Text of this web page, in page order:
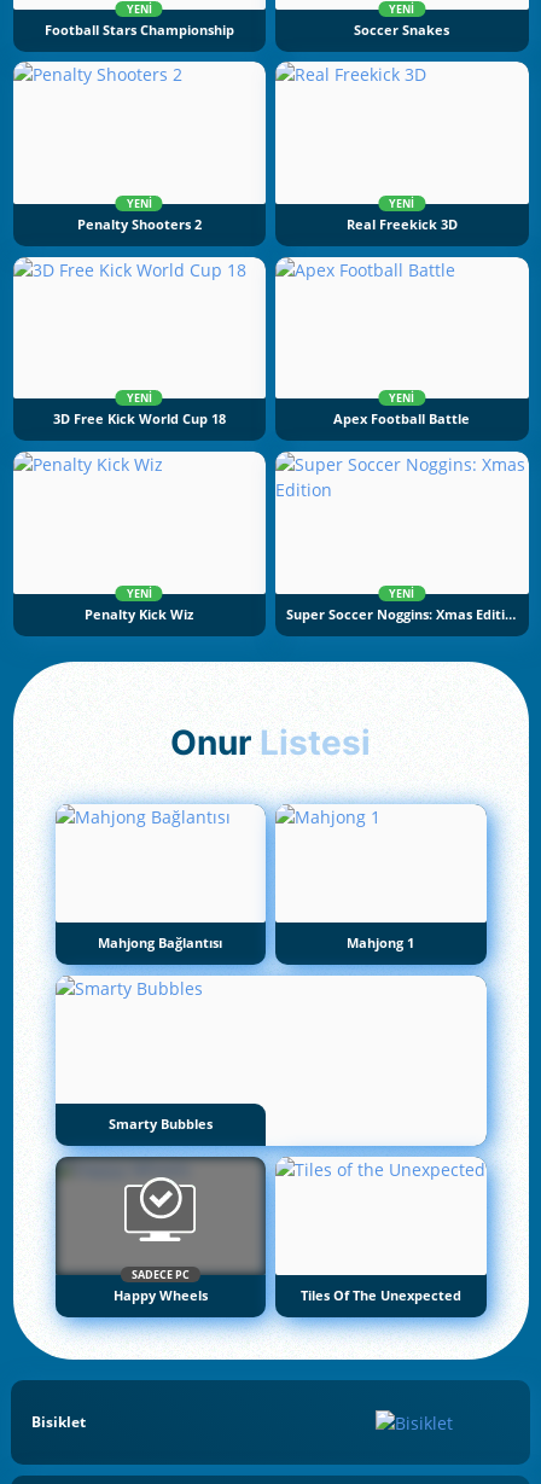
YENI
Football Stars Championship
YENI
Soccer Snakes
YENI
Penalty Shooters 2
YENI
Real Freekick 3D
YENI
3D Free Kick World Cup 18
YENI
Apex Football Battle
YENI
Penalty Kick Wiz
YENI
Super Soccer Noggins: Xmas Edition
Onur Listesi
Mahjong Bağlantısı Mahjong 1
Smarty Bubbles
SADECE PC
Happy Wheels Tiles Of The Unexpected
Bisiklet